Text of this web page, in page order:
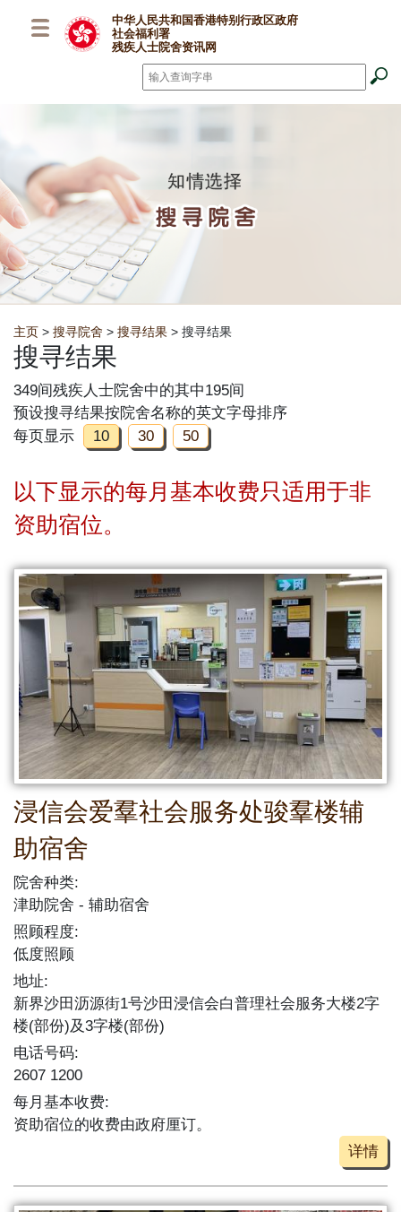
中华人民共和国香港特别行政区政府
社会福利署
残疾人士院舍资讯网
搜寻*
Breadcrumb
主页 > 搜寻院舍 > 搜寻结果 > 搜寻结果
搜寻结果
349间残疾人士院舍中的其中195间
预设搜寻结果按院舍名称的英文字母排序
每页显示
10 30 50
以下显示的每月基本收费只适用于非
资助宿位。
浸信会爱羣社会服务处骏羣楼辅
助宿舍
院舍种类:
津助院舍
辅助宿舍
照顾程度:
低度照顾
地址:
新界沙田沥源街1号沙田浸信会白普理社会服务大楼2字
楼(部份)及3字楼(部份)
电话号码:
2607 1200
每月基本收费:
资助宿位的收费由政府厘订。
详情